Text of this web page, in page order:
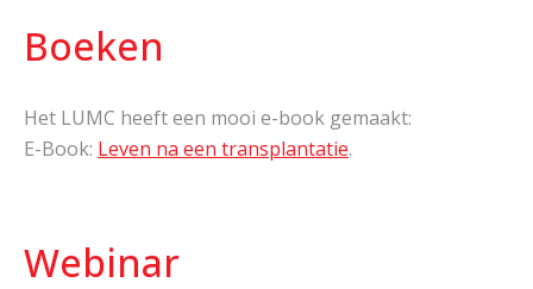
Boeken
Het LUMC heeft een mooi e-book gemaakt:
E-Book: Leven na een transplantatie.
Webinar